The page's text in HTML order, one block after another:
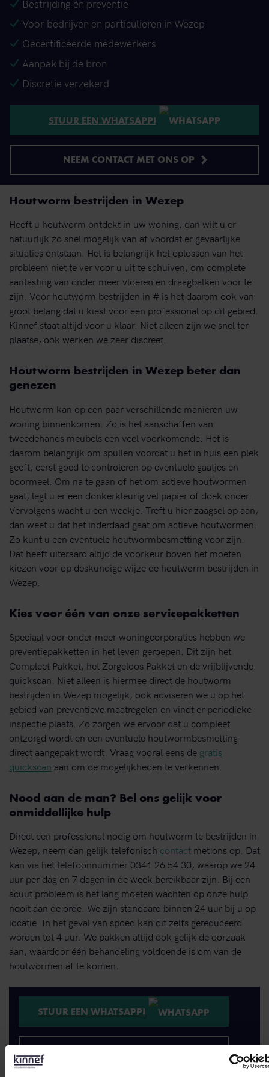
Bestrijding én preventie
Voor bedrijven en particulieren in Wezep
Gecertificeerde medewerkers
Aanpak bij de bron
Discretie verzekerd
STUUR EEN WHATSAPP!
NEEM CONTACT MET ONS OP
Houtworm bestrijden in Wezep
Heeft u houtworm ontdekt in uw woning, dan wilt u er
natuurlijk zo snel mogelijk van af voordat er gevaarlijke
situaties ontstaan. Het is belangrijk het oplossen van het
probleem niet te ver voor u uit te schuiven, om complete
aantasting van onder meer vloeren en draagbalken voor te
zijn. Voor houtworm bestrijden in # is het daarom ook van
groot belang dat u kiest voor een professional op dit gebied.
Kinnef staat altijd voor u klaar. Niet alleen zijn we snel ter
plaatse, ook werken we zeer discreet.
Houtworm bestrijden in Wezep beter dan
genezen
Houtworm kan op een paar verschillende manieren uw
woning binnenkomen. Zo is het aanschaffen van
tweedehands meubels een veel voorkomende. Het is
daarom belangrijk om spullen voordat u het in huis een plek
geeft, eerst goed te controleren op eventuele gaatjes en
boormeel. Om na te gaan of het om actieve houtwormen
gaat, legt u er een donkerkleurig vel papier of doek onder.
Vervolgens wacht u een weekje. Treft u hier zaagsel op aan,
dan weet u dat het inderdaad gaat om actieve houtwormen.
Zo kunt u een eventuele houtwormbesmetting voor zijn.
Dat heeft uiteraard altijd de voorkeur boven het moeten
kiezen voor op deskundige wijze de houtworm bestrijden in
Wezep.
Kies voor één van onze servicepakketten
Speciaal voor onder meer woningcorporaties hebben we
preventiepakketten in het leven geroepen. Dit zijn het
Compleet Pakket, het Zorgeloos Pakket en de vrijblijvende
quickscan. Niet alleen is hiermee direct de houtworm
bestrijden in Wezep mogelijk, ook adviseren we u op het
gebied van preventieve maatregelen en vindt er periodieke
inspectie plaats. Zo zorgen we ervoor dat u compleet
ontzorgd wordt en een eventuele houtwormbesmetting
direct aangepakt wordt. Vraag vooral eens de gratis
quickscan aan om de mogelijkheden te verkennen.
Nood aan de man? Bel ons gelijk voor
onmiddellijke hulp
Direct een professional nodig om houtworm te bestrijden in
Wezep, neem dan gelijk telefonisch contact met ons op. Dat
kan via het telefoonnummer 0341 26 54 30, waarop we 24
uur per dag en 7 dagen in de week bereikbaar zijn. Bij een
acuut probleem is het lang moeten wachten op onze hulp
nooit aan de orde. We zijn standaard binnen 24 uur bij u op
locatie. In het geval van spoed kan dit zelfs gereduceerd
worden tot 4 uur. We pakken altijd ook gelijk de oorzaak
aan, waardoor één behandeling voldoende is om van de
houtwormen af te komen.
STUUR EEN WHATSAPP!